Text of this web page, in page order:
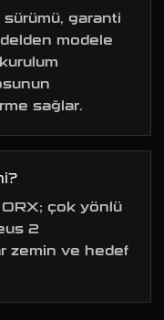
sürümü, garanti
modele
sağlar.
ORX; çok yönlü
2
zemin ve hedef